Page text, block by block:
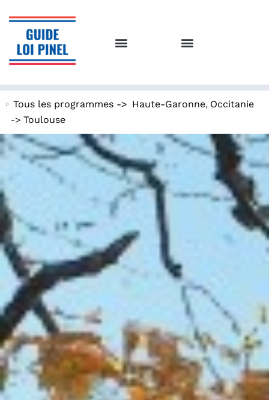
Tous les programmes -> Haute-Garonne, Occitanie
-> Toulouse